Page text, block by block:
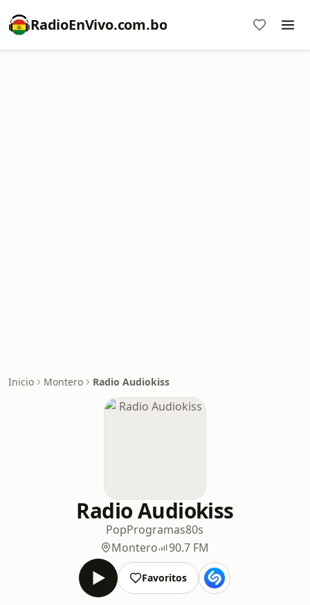
RadioEnVivo.com.bo
Inicio Montero Radio Audiokiss
Radio Audiokiss
PopProgramas80s
Montero
90.7 FM
Favoritos